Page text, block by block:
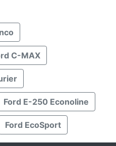
C-MAX
Ford E-250 Econoline
Ford EcoSport